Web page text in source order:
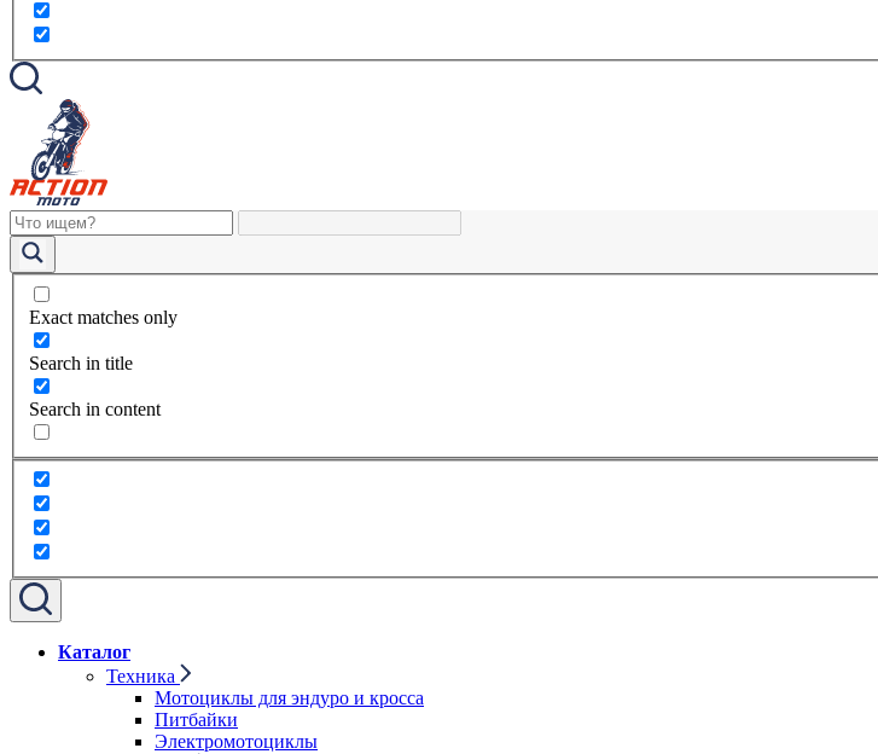
Exact matches only
Search in title
Search in content
Каталог
Техника
Мотоциклы для эндуро и кросса
Питбайки
Электромотоциклы